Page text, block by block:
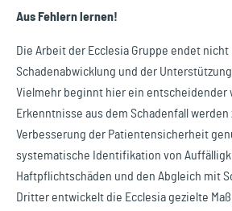
Aus Fehlern lernen!
Die Arbeit der Ecclesia Gruppe endet
Schadenabwicklung und der
Vielmehr beginnt hier ein entscheidender
Erkenntnisse aus dem Schadenfall werden
Verbesserung der Patientensicherheit
systematische Identifikation von
Haftpflichtschäden und den Abgleich mit
Dritter entwickelt die Ecclesia gezielte